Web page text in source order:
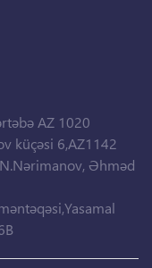
AZ 1020
küçəsi 6,AZ1142
Əhməd